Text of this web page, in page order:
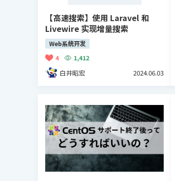
【高速搜索】使用 Laravel 和
Livewire 实现增量搜索
Web系统开发
4
1,412
白井昭宏 2024.06.03